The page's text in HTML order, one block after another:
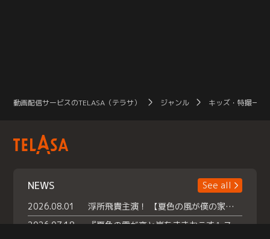
動画配信サービスのTELASA（テラサ） ジャンル キッズ・特撮一覧
NEWS
See all
2026.08.01
浮所飛貴主演！ 【夏色の風が僕の家にやってきた】 本日よりテラサで独占配信スタート！
2026.07.18
『夏色の雲が恋と嵐をまきおこす』スペシャルメイキング 【Part1】2026年７月18日（土）23時30分～配信スタート！話題のシーンの裏側を大公開！豪華キャスト大集合！ 『武宮家 真夏の家族会議』開催！